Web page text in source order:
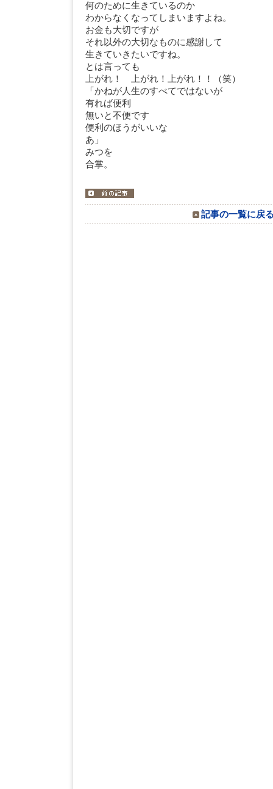
何のために生きているのか
わからなくなってしまいますよね。
お金も大切ですが
それ以外の大切なものに感謝して
生きていきたいですね。
とは言っても
上がれ！ 上がれ！上がれ！！（笑）
「かねが人生のすべてではないが
有れば便利
無いと不便です
便利のほうがいいな
あ
みつを
合掌。
記事の一覧に戻